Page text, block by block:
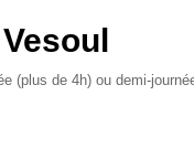
(plus de 4h) ou demi-